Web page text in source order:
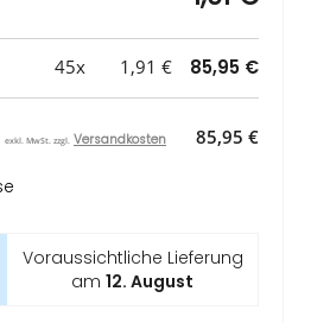
45x 1,91 € 85,95 €
exkl. MwSt. zzgl. Versandkosten 85,95 €
Voraussichtliche Lieferung
am12. August